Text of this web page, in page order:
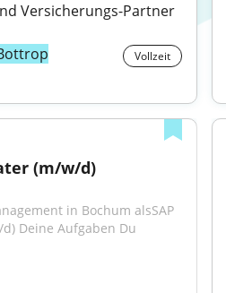
Versicherungs-Partner
Vollzeit
(m/w/d)
in Bochum alsSAP
Deine Aufgaben Du